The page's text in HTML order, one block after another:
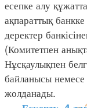
есепке алу
ақпараттық
деректер
(Комитетпен
Нұсқаулықпен
байланысы немесе
жолданады.